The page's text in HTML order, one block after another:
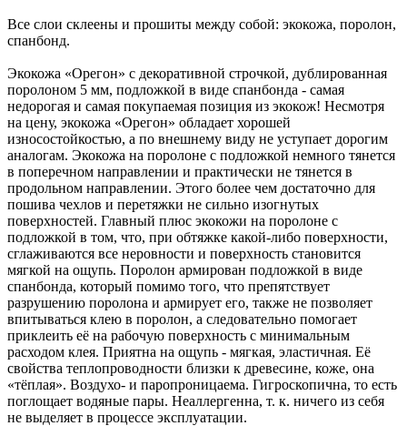
Все слои склеены и прошиты между собой: экокожа, поролон,
спанбонд.
Экокожа «Орегон» с декоративной строчкой, дублированная
поролоном 5 мм, подложкой в виде спанбонда - самая
недорогая и самая покупаемая позиция из экокож! Несмотря
на цену, экокожа «Орегон» обладает хорошей
износостойкостью, а по внешнему виду не уступает дорогим
аналогам. Экокожа на поролоне с подложкой немного тянется
в поперечном направлении и практически не тянется в
продольном направлении. Этого более чем достаточно для
пошива чехлов и перетяжки не сильно изогнутых
поверхностей. Главный плюс экокожи на поролоне с
подложкой в том, что, при обтяжке какой-либо поверхности,
сглаживаются все неровности и поверхность становится
мягкой на ощупь. Поролон армирован подложкой в виде
спанбонда, который помимо того, что препятствует
разрушению поролона и армирует его, также не позволяет
впитываться клею в поролон, а следовательно помогает
приклеить её на рабочую поверхность с минимальным
расходом клея. Приятна на ощупь - мягкая, эластичная. Её
свойства теплопроводности близки к древесине, коже, она
«тёплая». Воздухо- и паропроницаема. Гигроскопична, то есть
поглощает водяные пары. Неаллергенна, т. к. ничего из себя
не выделяет в процессе эксплуатации.